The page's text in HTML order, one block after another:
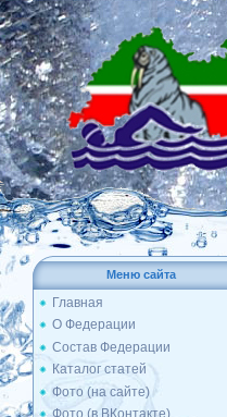
Меню сайта
Главная
О Федерации
Состав Федерации
Каталог статей
Фото (на сайте)
Фото (в ВКонтакте)